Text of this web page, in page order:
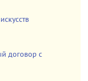
договор с